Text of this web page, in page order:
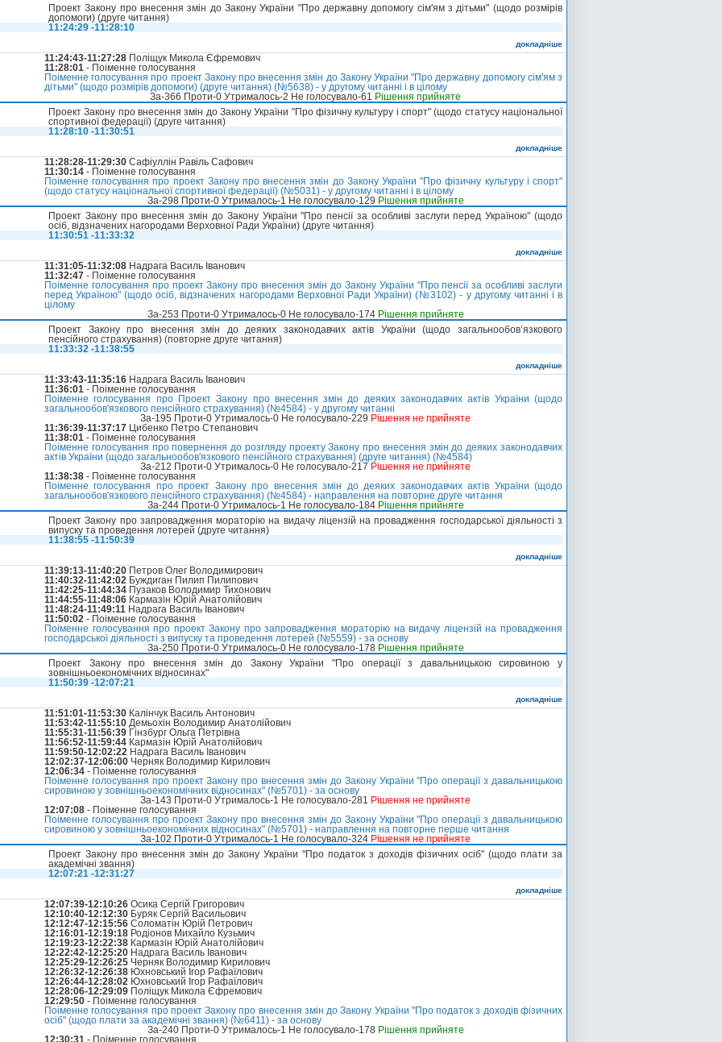
Проект Закону про внесення змін до Закону України "Про державну допомогу сім'ям з дітьми" (щодо розмірів
допомоги) (друге читання)
11:24:29 -11:28:10
докладніше
11:24:43-11:27:28 Поліщук Микола Єфремович
11:28:01 - Поіменне голосування
Поіменне голосування про проект Закону про внесення змін до Закону України "Про державну допомогу сім'ям з
дітьми" (щодо розмірів допомоги) (друге читання) (№5638) - у другому читанні і в цілому
За-366 Проти-0 Утрималось-2 Не голосувало-61 Рішення прийняте
Проект Закону про внесення змін до Закону України "Про фізичну культуру і спорт" (щодо статусу національної
спортивної федерації) (друге читання)
11:28:10 -11:30:51
докладніше
11:28:28-11:29:30 Сафіуллін Равіль Сафович
11:30:14 - Поіменне голосування
Поіменне голосування про проект Закону про внесення змін до Закону України "Про фізичну культуру і спорт"
(щодо статусу національної спортивної федерації) (№5031) - у другому читанні і в цілому
За-298 Проти-0 Утрималось-1 Не голосувало-129 Рішення прийняте
Проект Закону про внесення змін до Закону України "Про пенсії за особливі заслуги перед Україною" (щодо
осіб, відзначених нагородами Верховної Ради України) (друге читання)
11:30:51 -11:33:32
докладніше
11:31:05-11:32:08 Надрага Василь Іванович
11:32:47 - Поіменне голосування
Поіменне голосування про проект Закону про внесення змін до Закону України "Про пенсії за особливі заслуги
перед Україною" (щодо осіб, відзначених нагородами Верховної Ради України) (№3102) - у другому читанні і в
цілому
За-253 Проти-0 Утрималось-0 Не голосувало-174 Рішення прийняте
Проект Закону про внесення змін до деяких законодавчих актів України (щодо загальнообов’язкового
пенсійного страхування) (повторне друге читання)
11:33:32 -11:38:55
докладніше
11:33:43-11:35:16 Надрага Василь Іванович
11:36:01 - Поіменне голосування
Поіменне голосування про Проект Закону про внесення змін до деяких законодавчих актів України (щодо
загальнообов'язкового пенсійного страхування) (№4584) - у другому читанні
За-195 Проти-0 Утрималось-0 Не голосувало-229 Рішення не прийняте
11:36:39-11:37:17 Цибенко Петро Степанович
11:38:01 - Поіменне голосування
Поіменне голосування про повернення до розгляду проекту Закону про внесення змін до деяких законодавчих
актів України (щодо загальнообов'язкового пенсійного страхування) (друге читання) (№4584)
За-212 Проти-0 Утрималось-0 Не голосувало-217 Рішення не прийняте
11:38:38 - Поіменне голосування
Поіменне голосування про проект Закону про внесення змін до деяких законодавчих актів України (щодо
загальнообов'язкового пенсійного страхування) (№4584) - направлення на повторне друге читання
За-244 Проти-0 Утрималось-1 Не голосувало-184 Рішення прийняте
Проект Закону про запровадження мораторію на видачу ліцензій на провадження господарської діяльності з
випуску та проведення лотерей (друге читання)
11:38:55 -11:50:39
докладніше
11:39:13-11:40:20 Петров Олег Володимирович
11:40:32-11:42:02 Буждиган Пилип Пилипович
11:42:25-11:44:34 Пузаков Володимир Тихонович
11:44:55-11:48:06 Кармазін Юрій Анатолійович
11:48:24-11:49:11 Надрага Василь Іванович
11:50:02 - Поіменне голосування
Поіменне голосування про проект Закону про запровадження мораторію на видачу ліцензій на провадження
господарської діяльності з випуску та проведення лотерей (№5559) - за основу
За-250 Проти-0 Утрималось-0 Не голосувало-178 Рішення прийняте
Проект Закону про внесення змін до Закону України "Про операції з давальницькою сировиною у
зовнішньоекономічних відносинах"
11:50:39 -12:07:21
докладніше
11:51:01-11:53:30 Калінчук Василь Антонович
11:53:42-11:55:10 Демьохін Володимир Анатолійович
11:55:31-11:56:39 Гінзбург Ольга Петрівна
11:56:52-11:59:44 Кармазін Юрій Анатолійович
11:59:50-12:02:22 Надрага Василь Іванович
12:02:37-12:06:00 Черняк Володимир Кирилович
12:06:34 - Поіменне голосування
Поіменне голосування про проект Закону про внесення змін до Закону України "Про операції з давальницькою
сировиною у зовнішньоекономічних відносинах" (№5701) - за основу
За-143 Проти-0 Утрималось-1 Не голосувало-281 Рішення не прийняте
12:07:08 - Поіменне голосування
Поіменне голосування про проект Закону про внесення змін до Закону України "Про операції з давальницькою
сировиною у зовнішньоекономічних відносинах" (№5701) - направлення на повторне перше читання
За-102 Проти-0 Утрималось-1 Не голосувало-324 Рішення не прийняте
Проект Закону про внесення змін до Закону України "Про податок з доходів фізичних осіб" (щодо плати за
академічні звання)
12:07:21 -12:31:27
докладніше
12:07:39-12:10:26 Осика Сергій Григорович
12:10:40-12:12:30 Буряк Сергій Васильович
12:12:47-12:15:56 Соломатін Юрій Петрович
12:16:01-12:19:18 Родіонов Михайло Кузьмич
12:19:23-12:22:38 Кармазін Юрій Анатолійович
12:22:42-12:25:20 Надрага Василь Іванович
12:25:29-12:26:25 Черняк Володимир Кирилович
12:26:32-12:26:38 Юхновський Ігор Рафаїлович
12:26:44-12:28:02 Юхновський Ігор Рафаїлович
12:28:06-12:29:09 Поліщук Микола Єфремович
12:29:50 - Поіменне голосування
Поіменне голосування про проект Закону про внесення змін до Закону України "Про податок з доходів фізичних
осіб" (щодо плати за академічні звання) (№6411) - за основу
За-240 Проти-0 Утрималось-1 Не голосувало-178 Рішення прийняте